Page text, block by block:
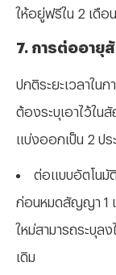
ให้อยู่ฟรีใน 2 เดือ
⁠7. การต่ออายุ
ปกติระยะเวลาใน
ต้องระบุเอาไว้ใ
แบ่งออกเป็น 2 ปร
ต่อแบบอัตโนมั
ก่อนหมดสัญญา 1 เ
ใหม่สามารถระบุลง
เดิม